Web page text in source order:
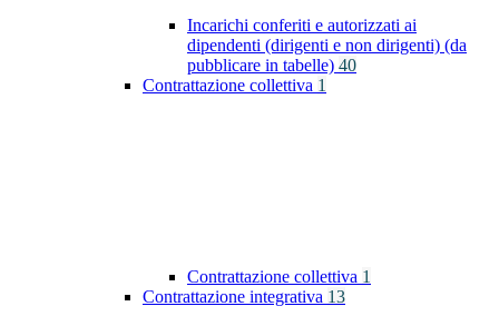
Incarichi conferiti e autorizzati ai
dipendenti (dirigenti e non dirigenti) (da
pubblicare in tabelle) 40
Contrattazione collettiva 1
Contrattazione collettiva 1
Contrattazione integrativa 13